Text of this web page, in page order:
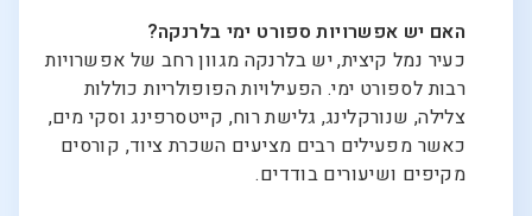
האם יש אפשרויות ספורט ימי בלרנקה?
כעיר נמל קיצית, יש בלרנקה מגוון רחב של אפשרויות
רבות לספורט ימי. הפעילויות הפופולריות כוללות
צלילה, שנורקלינג, גלישת רוח, קייטסרפינג וסקי מים,
כאשר מפעילים רבים מציעים השכרת ציוד, קורסים
מקיפים ושיעורים בודדים.